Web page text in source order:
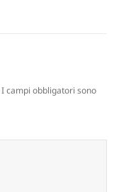
I campi obbligatori sono